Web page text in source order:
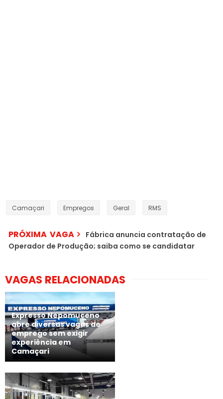
Camaçari Empregos Geral RMS
PRÓXIMA VAGA
Fábrica anuncia contratação de
Operador de Produção; saiba como se candidatar
VAGAS RELACIONADAS
Expresso Nepomuceno
abre diversas vagas de
emprego sem exigir
experiência em
Camaçari